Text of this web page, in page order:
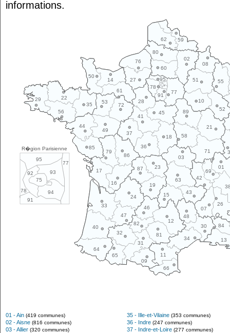
informations.
R�gion Parisienne
77
78
91
95
93
75
94
92
10
11
12
13
14
15
16
17
18
19
21
22
23
24
26
27
28
29
30
31
32
33
34
35
36
37
40
41
42
43
44
45
46
47
48
49
50
51
52
53
55
56
58
59
60
61
62
63
64
65
66
69
01
02
03
07
08
09
71
72
76
77
78
79
80
81
82 84
85
86
87
89
91
95
01 - Ain (419 communes)
02 - Aisne (816 communes)
03 - Allier (320 communes)
35 - Ille-et-Vilaine (353 communes)
36 - Indre (247 communes)
37 - Indre-et-Loire (277 communes)